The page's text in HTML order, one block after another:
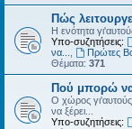
Πώς
Η ενότητα
Υπο-συζητήσεις:
να...
Πρώτες
Θέματα: 371
Πού μπορώ
Ο χώρος
να ξέρει...
Υπο-συζητήσεις: